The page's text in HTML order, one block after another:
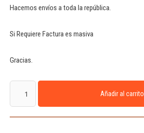
Hacemos envíos a toda la república.
Si Requiere Factura es masiva
Gracias.
Añadir al carrito